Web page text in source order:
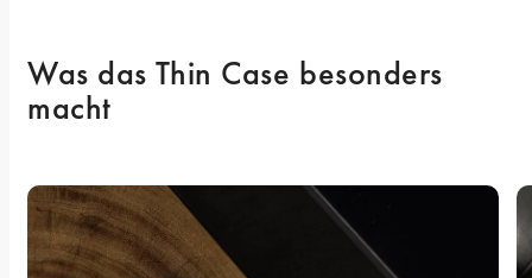
Was das Thin Case besonders
macht